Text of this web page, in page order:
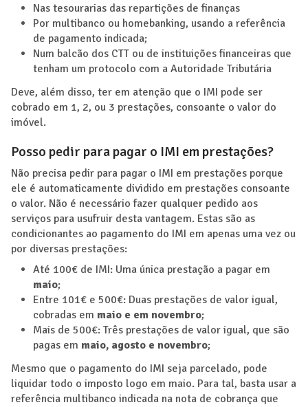
Nas tesourarias das repartições de finanças
Por multibanco ou homebanking, usando a referência
de pagamento indicada;
Num balcão dos CTT ou de instituições financeiras que
tenham um protocolo com a Autoridade Tributária
Deve, além disso, ter em atenção que o IMI pode ser
cobrado em 1, 2, ou 3 prestações, consoante o valor do
imóvel.
Posso pedir para pagar o IMI em prestações?
Não precisa pedir para pagar o IMI em prestações porque
ele é automaticamente dividido em prestações consoante
o valor. Não é necessário fazer qualquer pedido aos
serviços para usufruir desta vantagem. Estas são as
condicionantes ao pagamento do IMI em apenas uma vez ou
por diversas prestações:
Até 100€ de IMI: Uma única prestação a pagar em
maio;
Entre 101€ e 500€: Duas prestações de valor igual,
cobradas em maio e em novembro;
Mais de 500€: Três prestações de valor igual, que são
pagas em maio, agosto e novembro;
Mesmo que o pagamento do IMI seja parcelado, pode
liquidar todo o imposto logo em maio. Para tal, basta usar a
referência multibanco indicada na nota de cobrança que